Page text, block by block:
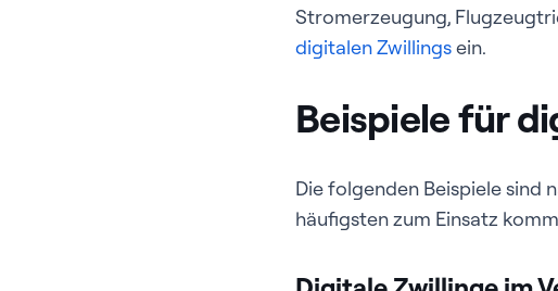
Stromerzeugung,
digitalen Zwillingsein.
Beispiele für
Die folgenden Beispiele sind
häufigsten zum Einsatz